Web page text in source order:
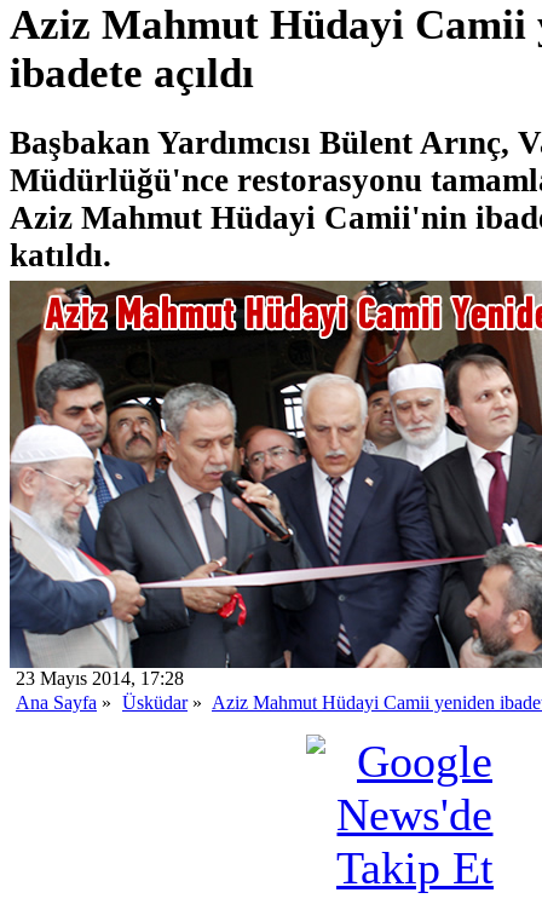
Aziz Mahmut Hüdayi Camii
ibadete açıldı
Başbakan Yardımcısı Bülent Arınç,
Müdürlüğü'nce restorasyonu
Aziz Mahmut Hüdayi Camii'nin
katıldı.
23 Mayıs 2014, 17:28
Ana Sayfa » Üsküdar» Aziz Mahmut Hüdayi Camii yeniden